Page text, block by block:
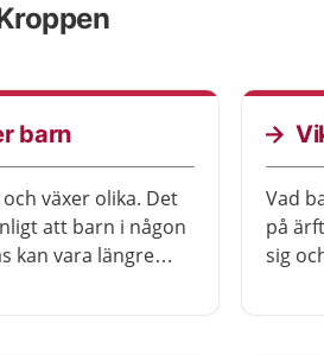
barn
växer olika. Det
att barn i någon
kan vara längre
Vad
på
sig